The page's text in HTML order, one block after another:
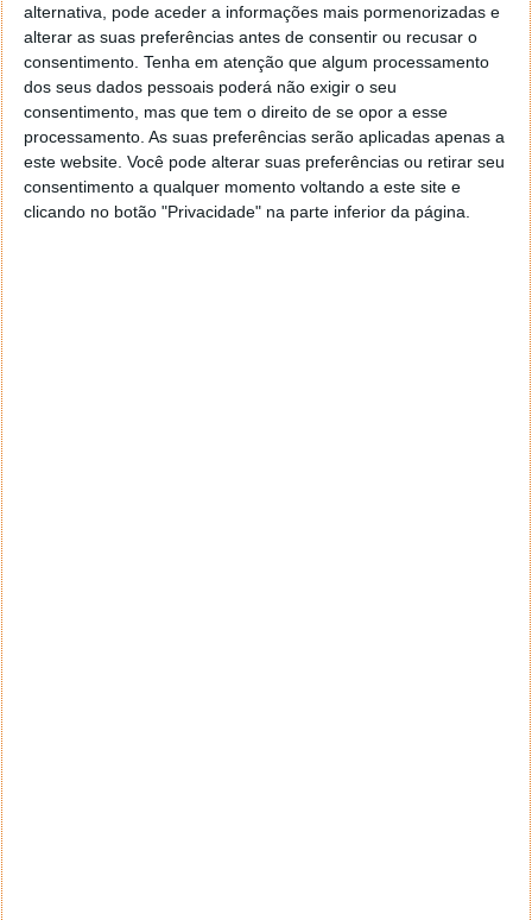
alternativa, pode aceder a informações mais pormenorizadas e
alterar as suas preferências antes de consentir ou recusar o
consentimento. Tenha em atenção que algum processamento
dos seus dados pessoais poderá não exigir o seu
consentimento, mas que tem o direito de se opor a esse
processamento. As suas preferências serão aplicadas apenas a
este website. Você pode alterar suas preferências ou retirar seu
consentimento a qualquer momento voltando a este site e
clicando no botão "Privacidade" na parte inferior da página.